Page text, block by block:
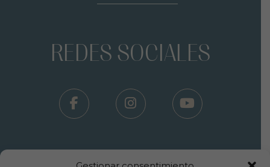
REDES SOCIALES